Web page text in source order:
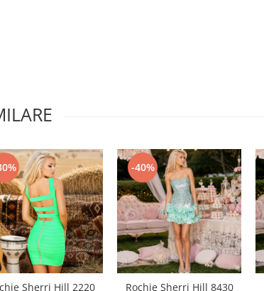
Sherri Hill 2220
-40%
Rochie Sherri Hill 8430